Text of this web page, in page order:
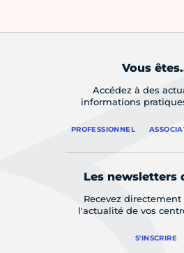
Vous
Accédez à des
informations
PROFESSIONNEL
Les newsletters
Recevez
l'actualité de vos
S'INSCRIRE